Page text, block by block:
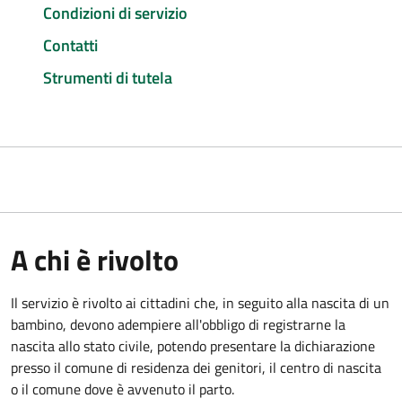
Condizioni di servizio
Contatti
Strumenti di tutela
A chi è rivolto
Il servizio è rivolto ai cittadini che, in seguito alla nascita di un
bambino, devono adempiere all'obbligo di registrarne la
nascita allo stato civile, potendo presentare la dichiarazione
presso il comune di residenza dei genitori, il centro di nascita
o il comune dove è avvenuto il parto.